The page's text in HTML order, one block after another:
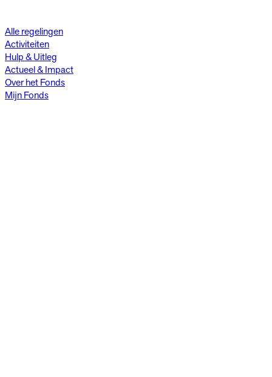
Alle regelingen
Activiteiten
Hulp & Uitleg
Actueel & Impact
Over het Fonds
Mijn Fonds